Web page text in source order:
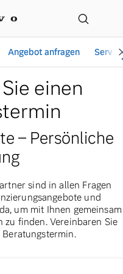
für
Angebot anfragen
einen
– Persönliche
sind in allen Fragen
und
um mit Ihnen gemeinsam
zu finden. Vereinbaren Sie